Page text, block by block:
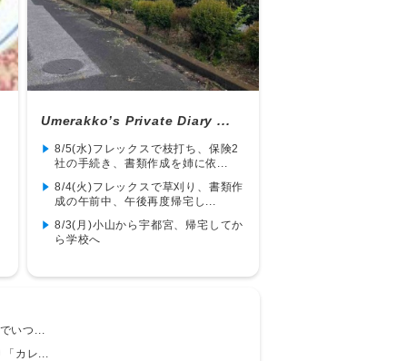
Umerakko’s Private Diary ...
8/5(水)フレックスで枝打ち、保険2
社の手続き、書類作成を姉に依...
8/4(火)フレックスで草刈り、書類作
成の午前中、午後再度帰宅し...
8/3(月)小山から宇都宮、帰宅してか
ら学校へ
いつ...
「カレ...